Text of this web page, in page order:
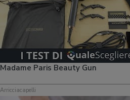
Madame Paris Beauty Gun
Arricciacapelli